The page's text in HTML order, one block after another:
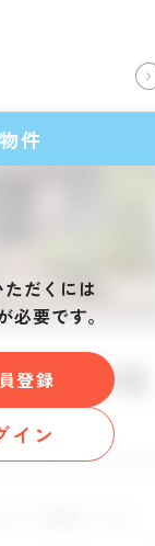
件
だくには
必要です。
登録
イン